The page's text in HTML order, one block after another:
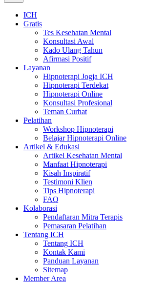
ICH
Gratis
Tes Kesehatan Mental
Konsultasi Awal
Kado Ulang Tahun
Afirmasi Positif
Layanan
Hipnoterapi Jogja ICH
Hipnoterapi Terdekat
Hipnoterapi Online
Konsultasi Profesional
Teman Curhat
Pelatihan
Workshop Hipnoterapi
Belajar Hipnoterapi Online
Artikel & Edukasi
Artikel Kesehatan Mental
Manfaat Hipnoterapi
Kisah Inspiratif
Testimoni Klien
Tips Hipnoterapi
FAQ
Kolaborasi
Pendaftaran Mitra Terapis
Pemasaran Pelatihan
Tentang ICH
Tentang ICH
Kontak Kami
Panduan Layanan
Sitemap
Member Area